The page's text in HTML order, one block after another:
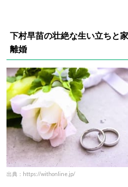
下村早苗の壮絶な生い立ちと
離婚
出典：https://withonline.jp/